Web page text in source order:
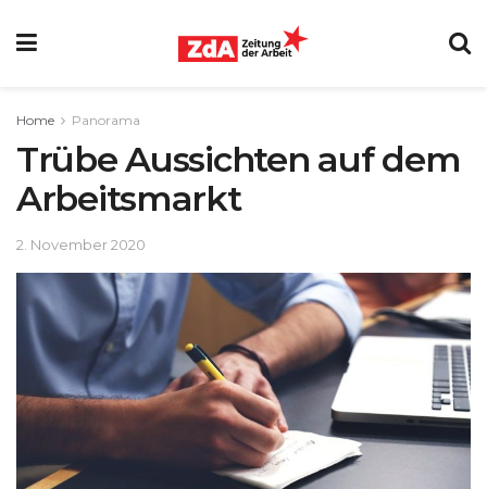
Home Panorama
Trübe Aussichten auf dem
Arbeitsmarkt
2. November 2020